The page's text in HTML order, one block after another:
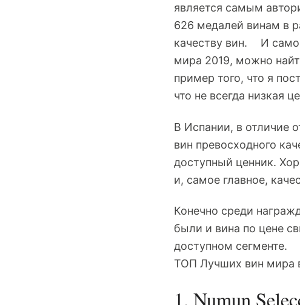
является самым
626 медалей винам в
качеству вин. И
мира 2019, можно
пример того, что я
что не всегда низкая
В Испании, в отличие
вин превосходного
доступный ценник.
и, самое главное,
Конечно среди
были и вина по цене
доступном сегменте.
ТОП Лучших вин мира
1. Numun